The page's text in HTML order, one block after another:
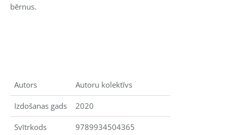
bērnus.
Autors Autoru kolektīvs
Izdošanas gads 2020
Svītrkods 9789934504365